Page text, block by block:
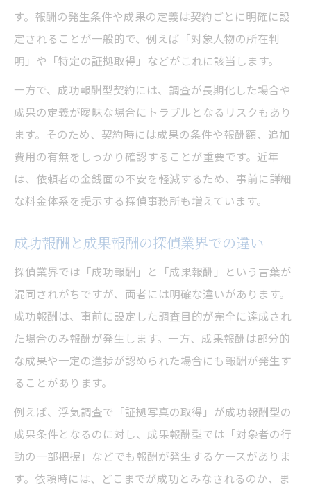
探偵の成功報酬型契約で安心を得る方法
契約前に押さえる探偵成功報酬の注意事項
探偵依頼時の成功報酬型契約ポイント解説
成功報酬型探偵サービスの信頼性を見抜く
トラブル回避のための成功報酬契約確認法
探偵の成功報酬相場を知って依頼に活用
成功報酬型探偵サービスの費用相場を解説
成功報酬相場の算定方法と注意点を紹介
探偵の成功報酬型報酬の相場感を把握する
成功報酬で注意すべきリスク管理ポイント
探偵の成功報酬型契約でのリスク対策法
探偵依頼時のトラブル回避ポイントを解説
成功報酬型探偵サービスのリスク管理とは
探偵の成功報酬型で注意すべき落とし穴
探偵の成功報酬型と他報酬体系の特徴比較
す。報酬の発生条件や成果の定義は契約ごとに明確に設
定されることが一般的で、例えば「対象人物の所在判
明」や「特定の証拠取得」などがこれに該当します。
一方で、成功報酬型契約には、調査が長期化した場合や
成果の定義が曖昧な場合にトラブルとなるリスクもあり
ます。そのため、契約時には成果の条件や報酬額、追加
費用の有無をしっかり確認することが重要です。近年
は、依頼者の金銭面の不安を軽減するため、事前に詳細
な料金体系を提示する探偵事務所も増えています。
成功報酬と成果報酬の探偵業界での違い
探偵業界では「成功報酬」と「成果報酬」という言葉が
混同されがちですが、両者には明確な違いがあります。
成功報酬は、事前に設定した調査目的が完全に達成され
た場合のみ報酬が発生します。一方、成果報酬は部分的
な成果や一定の進捗が認められた場合にも報酬が発生す
ることがあります。
例えば、浮気調査で「証拠写真の取得」が成功報酬型の
成果条件となるのに対し、成果報酬型では「対象者の行
動の一部把握」などでも報酬が発生するケースがありま
す。依頼時には、どこまでが成功とみなされるのか、ま